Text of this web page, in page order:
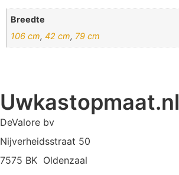
Breedte
106 cm,42 cm, 79 cm
Uwkastopmaat.nl
DeValore bv
Nijverheidsstraat 50
7575 BK Oldenzaal